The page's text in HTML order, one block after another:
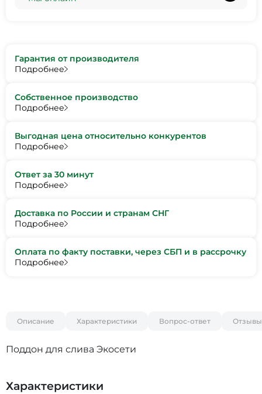
Гарантия от производителя
Подробнее
Собственное производство
Подробнее
Выгодная цена относительно конкурентов
Подробнее
Ответ за 30 минут
Подробнее
Доставка по России и странам СНГ
Подробнее
Оплата по факту поставки, через СБП и в рассрочку
Подробнее
Описание Характеристики Вопрос-ответ Отзывы
Поддон для слива Экосети
Характеристики